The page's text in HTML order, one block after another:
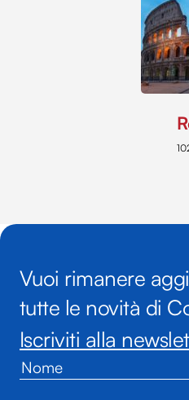
Vuoi rimanere
tutte le novità di
Iscriviti alla